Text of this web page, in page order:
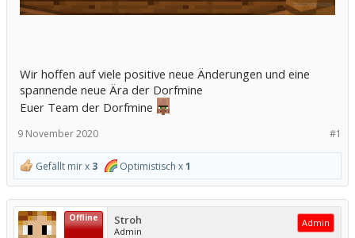
Wir hoffen auf viele positive neue Änderungen und eine
spannende neue Ära der Dorfmine
Euer Team der Dorfmine
#1
9 November 2020
Gefällt mir x 3 Optimistisch x1
Offline Stroh
Admin
Admin